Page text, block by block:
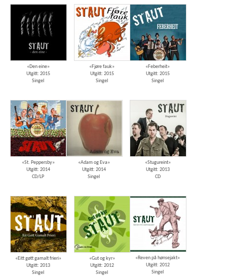
«Den eine»
Utgitt: 2015
Singel
«Fjøre fauk»
Utgitt: 2015
Singel
«Feberheit»
Utgitt: 2015
Singel
«St. Peppersby»
Utgitt: 2014
CD/LP
«Adam og Eva»
Utgitt: 2014
Singel
«Stugureint»
Utgitt: 2013
CD
«Eitt gøtt gamalt frieri»
Utgitt: 2013
Singel
«Gut og kyr»
Utgitt: 2012
Singel
«Reven på hønsejakt»
Utgitt: 2012
Singel